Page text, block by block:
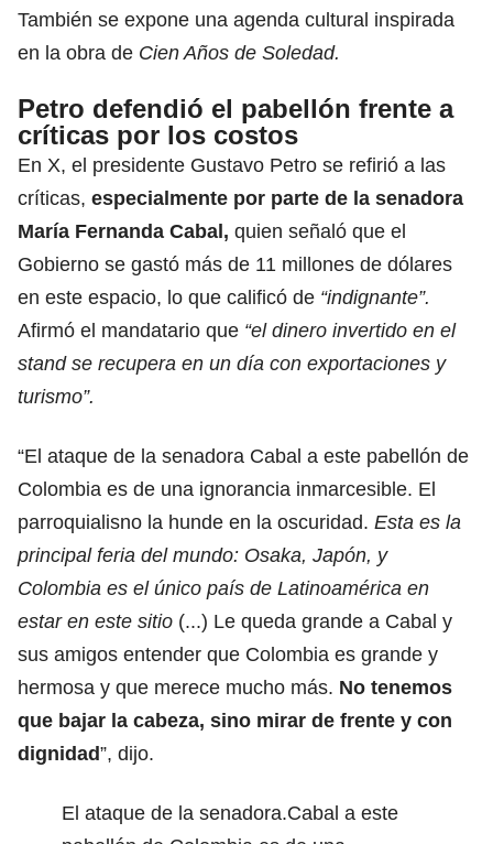
También se expone una agenda cultural inspirada
en la obra de Cien Años de Soledad.
Petro defendió el pabellón frente a
críticas por los costos
En X, el presidente Gustavo Petro se refirió a las
críticas, especialmente por parte de la senadora
María Fernanda Cabal, quien señaló que el
Gobierno se gastó más de 11 millones de dólares
en este espacio, lo que calificó de “indignante”.
Afirmó el mandatario que “el dinero invertido en el
stand se recupera en un día con exportaciones y
turismo”.
“El ataque de la senadora Cabal a este pabellón de
Colombia es de una ignorancia inmarcesible. El
parroquialisno la hunde en la oscuridad. Esta es la
principal feria del mundo: Osaka, Japón, y
Colombia es el único país de Latinoamérica en
estar en este sitio (...) Le queda grande a Cabal y
sus amigos entender que Colombia es grande y
hermosa y que merece mucho más. No tenemos
que bajar la cabeza, sino mirar de frente y con
dignidad”, dijo.
El ataque de la senadora.Cabal a este